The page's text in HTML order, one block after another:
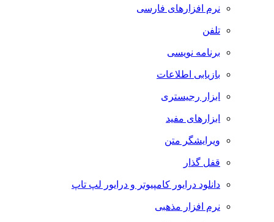
نرم افزارهای فارسی
تلفن
برنامه نویسی
بازیابی اطلاعات
ابزار رجیستری
ابزارهای مفید
ویرایشگر متن
قفل گذار
دانلود درایور کامپیوتر و درایور لپ تاپ
نرم افزار مذهبی